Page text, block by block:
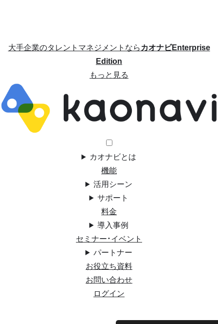
大手企業のタレントマネジメントならカオナビEnterprise
Edition
もっと見る
カオナビとは
機能
活用シーン
サポート
料金
導入事例
セミナー・イベント
パートナー
お役立ち資料
お問い合わせ
ログイン